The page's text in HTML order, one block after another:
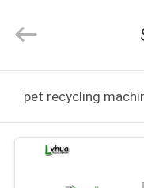
CHỦ
MACHINERY
INDUSTRIAL
All
Developed
ECER
pet recycling